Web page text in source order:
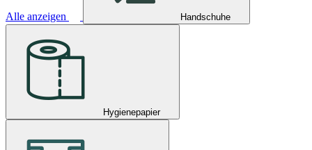
Alle anzeigen Handschuhe
Hygienepapier